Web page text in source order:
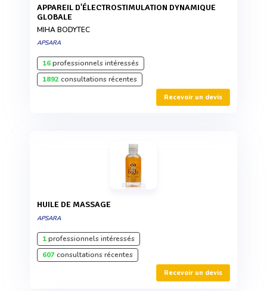
APPAREIL D'ÉLECTROSTIMULATION DYNAMIQUE
GLOBALE
MIHA BODYTEC
APSARA
16professionnels intéressés
1892consultations récentes
Recevoir un devis
HUILE DE MASSAGE
APSARA
1professionnels intéressés
607consultations récentes
Recevoir un devis